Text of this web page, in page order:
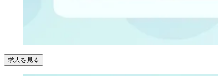
求人を見る